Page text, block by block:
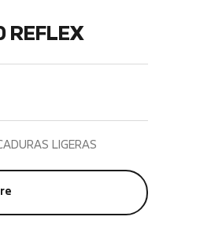
REFLEX
LIGERAS